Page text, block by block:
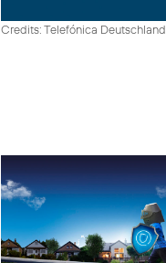
Credits: Telefónica Deutschland